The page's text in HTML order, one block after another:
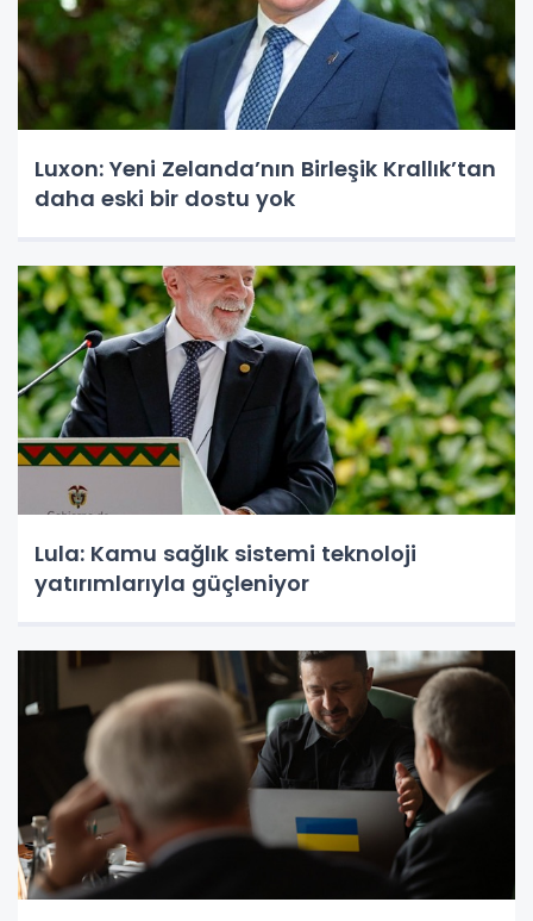
Luxon: Yeni Zelanda’nın Birleşik Krallık’tan
daha eski bir dostu yok
Lula: Kamu sağlık sistemi teknoloji
yatırımlarıyla güçleniyor